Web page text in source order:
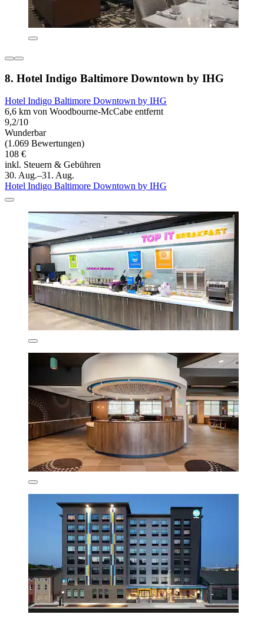
8. Hotel Indigo Baltimore Downtown by IHG
Hotel Indigo Baltimore Downtown by IHG
6,6 km von Woodbourne-McCabe entfernt
9,2/10
Wunderbar
(1.069 Bewertungen)
108 €
inkl. Steuern & Gebühren
30. Aug.–31. Aug.
Hotel Indigo Baltimore Downtown by IHG